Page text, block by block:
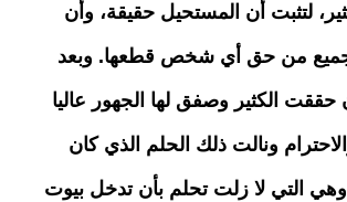
لتثبت أن المستحيل حقيقة، وأن
من حق أي شخص قطعها. وبعد
حققت الكثير وصفق لها الجهور عاليا
ونالت ذلك الحلم الذي كان
وهي التي لا زلت تحلم بأن تدخل بيوت